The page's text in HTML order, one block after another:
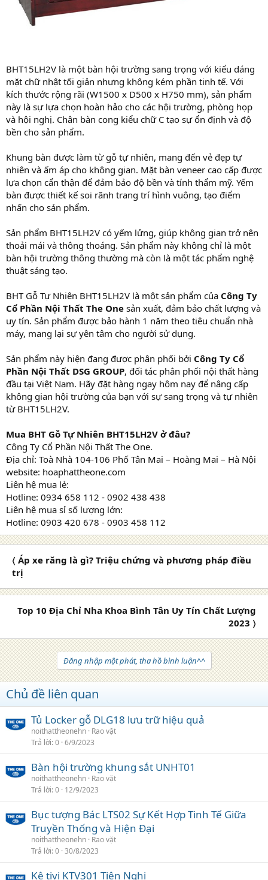
BHT15LH2V là một bàn hội trường sang trọng với kiểu dáng
mặt chữ nhật tối giản nhưng không kém phần tinh tế. Với
kích thước rộng rãi (W1500 x D500 x H750 mm), sản phẩm
này là sự lựa chọn hoàn hảo cho các hội trường, phòng họp
và hội nghị. Chân bàn cong kiểu chữ C tạo sự ổn định và độ
bền cho sản phẩm.
Khung bàn được làm từ gỗ tự nhiên, mang đến vẻ đẹp tự
nhiên và ấm áp cho không gian. Mặt bàn veneer cao cấp được
lựa chọn cẩn thận để đảm bảo độ bền và tính thẩm mỹ. Yếm
bàn được thiết kế soi rãnh trang trí hình vuông, tạo điểm
nhấn cho sản phẩm.
Sản phẩm BHT15LH2V có yếm lửng, giúp không gian trở nên
thoải mái và thông thoáng. Sản phẩm này không chỉ là một
bàn hội trường thông thường mà còn là một tác phẩm nghệ
thuật sáng tạo.
BHT Gỗ Tự Nhiên BHT15LH2V là một sản phẩm của Công Ty
Cổ Phần Nội Thất The One sản xuất, đảm bảo chất lượng và
uy tín. Sản phẩm được bảo hành 1 năm theo tiêu chuẩn nhà
máy, mang lại sự yên tâm cho người sử dụng.
Sản phẩm này hiện đang được phân phối bởi Công Ty Cổ
Phần Nội Thất DSG GROUP, đối tác phân phối nội thất hàng
đầu tại Việt Nam. Hãy đặt hàng ngay hôm nay để nâng cấp
không gian hội trường của bạn với sự sang trọng và tự nhiên
từ BHT15LH2V.
Mua BHT Gỗ Tự Nhiên BHT15LH2V ở đâu?
Công Ty Cổ Phần Nội Thất The One.
Địa chỉ: Toà Nhà 104-106 Phố Tân Mai – Hoàng Mai – Hà Nội
website: hoaphattheone.com
Liên hệ mua lẻ:
Hotline: 0934 658 112 - 0902 438 438
Liên hệ mua sỉ số lượng lớn:
Hotline: 0903 420 678 - 0903 458 112
〈 Áp xe răng là gì? Triệu chứng và phương pháp điều
trị
Top 10 Địa Chỉ Nha Khoa Bình Tân Uy Tín Chất Lượng
2023 〉
Đăng nhập một phát, tha hồ bình luận^^
Chủ đề liên quan
Tủ Locker gỗ DLG18 lưu trữ hiệu quả
noithattheonehn Rao vặt
Trả lời 0 6/9/2023
Bàn hội trường khung sắt UNHT01
noithattheonehn Rao vặt
Trả lời 0 12/9/2023
Bục tượng Bác LTS02 Sự Kết Hợp Tinh Tế Giữa
Truyền Thống và Hiện Đại
noithattheonehn Rao vặt
Trả lời 0 30/8/2023
Kệ tivi KTV301 Tiện Nghi